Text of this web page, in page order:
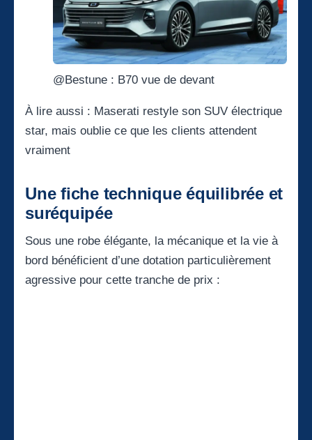
@Bestune : B70 vue de devant
À lire aussi : Maserati restyle son SUV électrique
star, mais oublie ce que les clients attendent
vraiment
Une fiche technique équilibrée et
suréquipée
Sous une robe élégante, la mécanique et la vie à
bord bénéficient d’une dotation particulièrement
agressive pour cette tranche de prix :